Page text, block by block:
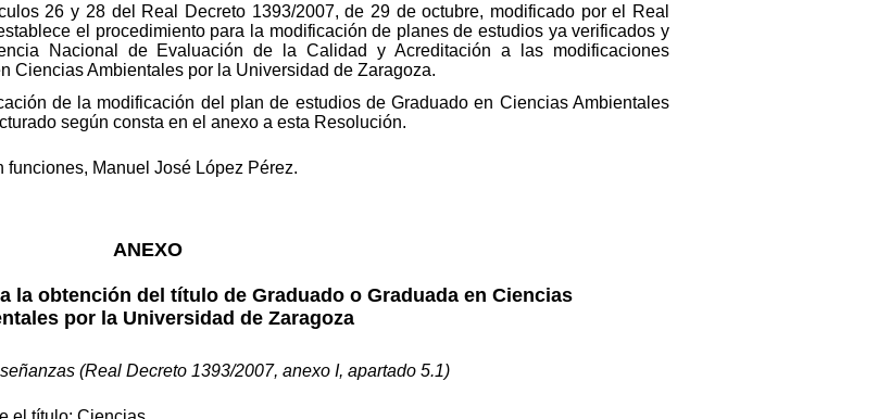
26 y 28 del Real Decreto 1393/2007, de 29 de octubre, modificado por el Real
el procedimiento para la modificación de planes de estudios ya verificados y
Nacional de Evaluación de la Calidad y Acreditación a las modificaciones
Ciencias Ambientales por la Universidad de Zaragoza.
de la modificación del plan de estudios de Graduado en Ciencias Ambientales
según consta en el anexo a esta Resolución.
Manuel José López Pérez.
ANEXO
la obtención del título de Graduado o Graduada en Ciencias
por la Universidad de Zaragoza
(Real Decreto 1393/2007, anexo I, apartado 5.1)